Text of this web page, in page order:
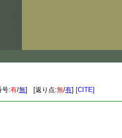
号:有/無] [返り点:無/有] [CITE]